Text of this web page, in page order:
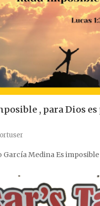
, para Dios
Medina Es